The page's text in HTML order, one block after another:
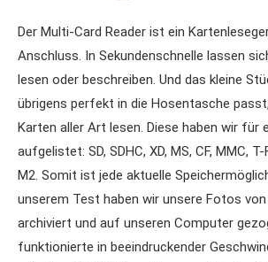
Der Multi-Card Reader ist ein
Anschluss. In Sekundenschnelle lassen
lesen oder beschreiben. Und das kleine
übrigens perfekt in die Hosentasche
Karten aller Art lesen. Diese haben wir für
aufgelistet: SD, SDHC, XD, MS, CF, MMC,
M2. Somit ist jede aktuelle
unserem Test haben wir unsere Fotos
archiviert und auf unseren Computer
funktionierte in beeindruckender